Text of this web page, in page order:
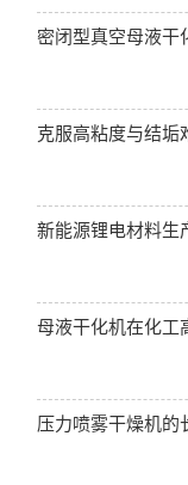
密闭型真空母液干
克服高粘度与结垢
新能源锂电材料生
母液干化机在化工
压力喷雾干燥机的